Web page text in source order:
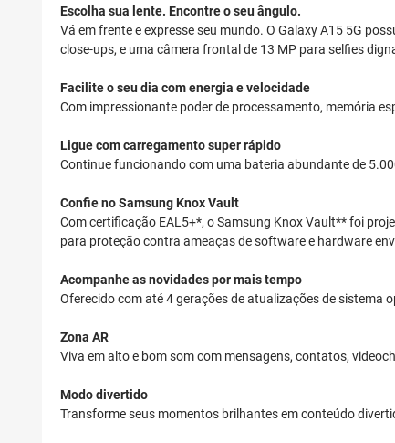
Escolha sua lente. Encontre o seu ângulo.
Vá em frente e expresse seu mundo. O Galaxy A15 5G
close-ups, e uma câmera frontal de 13 MP para selfies
Facilite o seu dia com energia e velocidade
Com impressionante poder de processamento, memória
Ligue com carregamento super rápido
Continue funcionando com uma bateria abundante de
Confie no Samsung Knox Vault
Com certificação EAL5+*, o Samsung Knox Vault** foi
para proteção contra ameaças de software e hardware
Acompanhe as novidades por mais tempo
Oferecido com até 4 gerações de atualizações de sistema
Zona AR
Viva em alto e bom som com mensagens, contatos,
Modo divertido
Transforme seus momentos brilhantes em conteúdo